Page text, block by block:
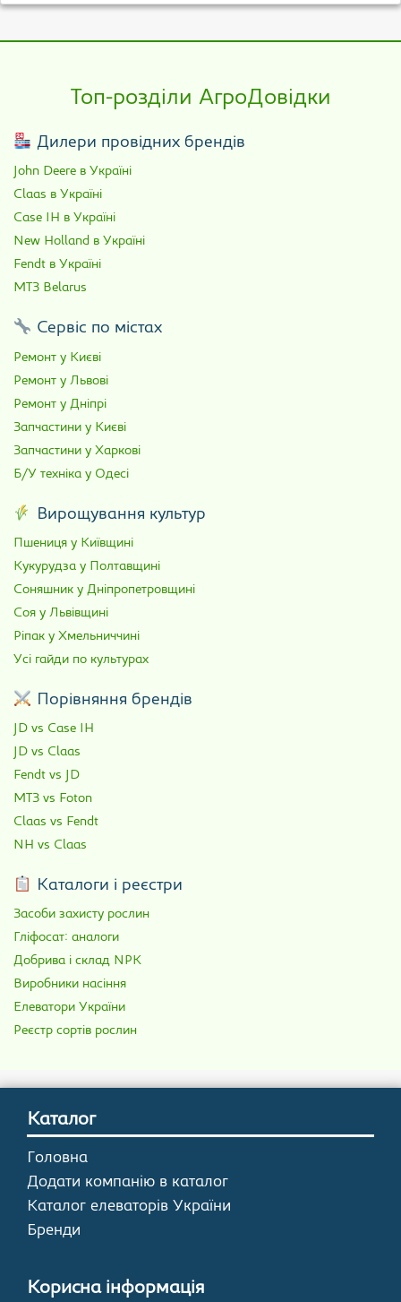
Топ-розділи АгроДовідки
Дилери провідних брендів
John Deere в Україні
Claas в Україні
Case IH в Україні
New Holland в Україні
Fendt в Україні
МТЗ Belarus
Сервіс по містах
Ремонт у Києві
Ремонт у Львові
Ремонт у Дніпрі
Запчастини у Києві
Запчастини у Харкові
Б/У техніка у Одесі
Вирощування культур
Пшениця у Київщині
Кукурудза у Полтавщині
Соняшник у Дніпропетровщині
Соя у Львівщині
Ріпак у Хмельниччині
Усі гайди по культурах
Порівняння брендів
JD vs Case IH
JD vs Claas
Fendt vs JD
МТЗ vs Foton
Claas vs Fendt
NH vs Claas
Каталоги і реєстри
Засоби захисту рослин
Гліфосат: аналоги
Добрива і склад NPK
Виробники насіння
Елеватори України
Реєстр сортів рослин
Каталог
Головна
Додати компанію в каталог
Каталог елеваторів України
Бренди
Корисна інформація